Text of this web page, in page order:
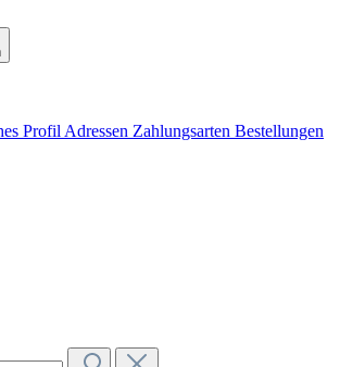
Profil Adressen Zahlungsarten Bestellungen